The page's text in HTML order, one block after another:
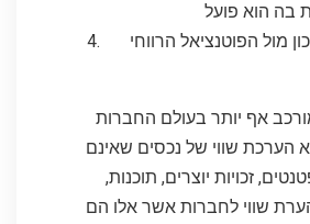
מול הפוטנציאל הרווחי
אף יותר בעולם החברות
הערכת שווי של נכסים שאינם
זכויות יוצרים, תוכנות,
שווי לחברות אשר אלו הם